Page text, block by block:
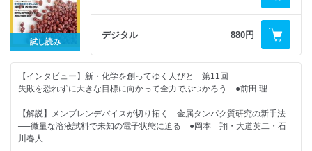
◆化学の本だな 書評・新刊紹介
◆化学掲示板（7月）
【2019年の化学】
＜注目の論文＞
バイオプリンティングで肺を再現／タンパク質の翻訳後修飾を操る／狙っ
◆カガクへの視点 はかってなんぼ ●横井邦彦
◆誰も教えてくれない！ 物理化学（4）スペクトルの基本，わかってる？
──吸収スペクトルは分子の何を見ている？（基礎編） ●宮川雅矢（監
◆化学つれづれ草 （28）外国の研究者との交流 ●田中一義
（8）特許出願に必要な実験データとは？ ●中務茂樹
◆分析機器の進化から見た 現代化学史（8）放射能の発見と元素の変換
試し読み
デジタル 880円
【インタビュー】新・化学を創ってゆく人びと 第11回
失敗を恐れずに大きな目標に向かって全力でぶつかろう ●前田 理
【解説】メンブレンデバイスが切り拓く 金属タンパク質研究の新手法
──微量な溶液試料で未知の電子状態に迫る ●岡本 翔・大道英二・石
川春人